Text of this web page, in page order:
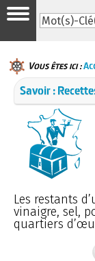
Vous êtes ici :
Savoir :
Les restants
vinaigre, sel,
quartiers